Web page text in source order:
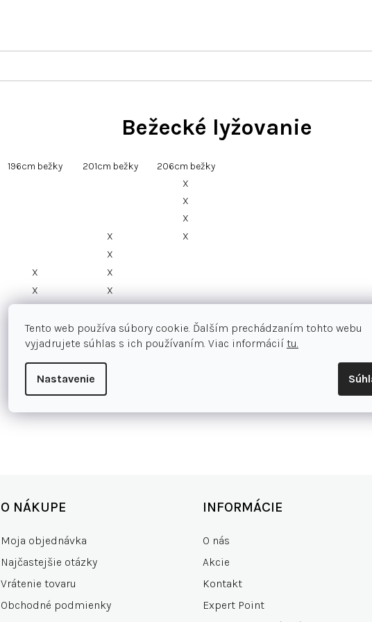
Tento web používa súbory cookie. Ďalším prechádzaním tohto webu
vyjadrujete súhlas s ich používaním. Viac informácií tu.
Nastavenie
Bežecké lyžovanie
196cm bežky 201cm bežky
206cm bežky
X
X
X
X
X
X
X
X
X
X
X
O NÁKUPE
Moja objednávka
Najčastejšie otázky
Vrátenie tovaru
Obchodné podmienky
INFORMÁCIE
O nás
Akcie
Kontakt
Expert Point